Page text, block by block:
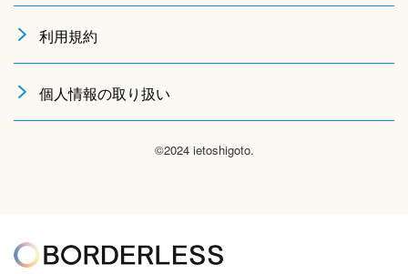
利用規約
個人情報の取り扱い
©2024 ietoshigoto.